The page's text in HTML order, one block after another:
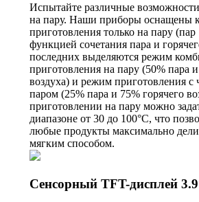
Испытайте различные
на пару. Наши приборы оснащены
приготовления только на пару (пар
функцией сочетания пара и
последних выделяются режим
приготовления на пару (50% пара
воздуха) и режим приготовления с
паром (25% пара и 75% горячего
приготовлении на пару можно
диапазоне от 30 до 100°C, что
любые продукты максимально
мягким способом.
Сенсорный TFT-дисплей